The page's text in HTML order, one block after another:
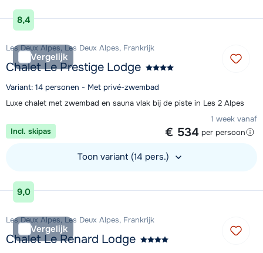
Bekijk accommodatie
8,4
Vergelijk
Les Deux Alpes, Les Deux Alpes, Frankrijk
Chalet Le Prestige Lodge
Variant: 14 personen - Met privé-zwembad
Luxe chalet met zwembad en sauna vlak bij de piste in Les 2 Alpes
1 week vanaf
€ 534 per persoon
Incl. skipas
Toon variant (14 pers.)
Bekijk accommodatie
9,0
Vergelijk
Les Deux Alpes, Les Deux Alpes, Frankrijk
Chalet Le Renard Lodge